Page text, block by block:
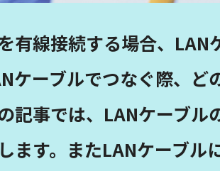
有線接続する場合、LAN
ケーブルでつなぐ際、
記事では、LANケーブ
ます。またLANケーブル